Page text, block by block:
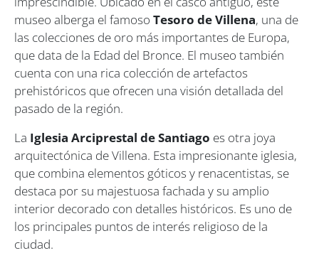
museo alberga el famoso Tesoro de Villena, una de
las colecciones de oro más importantes de Europa,
que data de la Edad del Bronce. El museo también
cuenta con una rica colección de artefactos
prehistóricos que ofrecen una visión detallada del
pasado de la región.
La Iglesia Arciprestal de Santiago es otra joya
arquitectónica de Villena. Esta impresionante iglesia,
que combina elementos góticos y renacentistas, se
destaca por su majestuosa fachada y su amplio
interior decorado con detalles históricos. Es uno de
los principales puntos de interés religioso de la
ciudad.